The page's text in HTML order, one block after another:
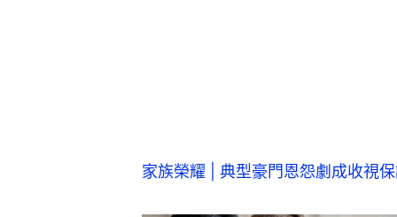
家族榮耀 | 典型豪門恩怨劇成收視